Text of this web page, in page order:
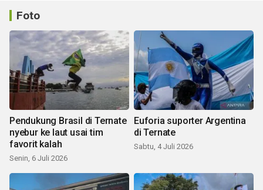
Foto
Pendukung Brasil di Ternate
nyebur ke laut usai tim
favorit kalah
Senin, 6 Juli 2026
Euforia suporter Argentina
di Ternate
Sabtu, 4 Juli 2026